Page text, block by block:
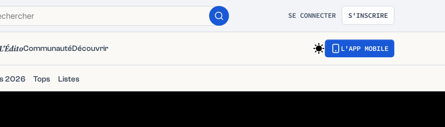
SE CONNECTER S'INSCRIRE
CommunautéDécouvrir L'APP MOBILE
2026 Tops Listes